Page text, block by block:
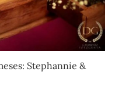
Stephannie &